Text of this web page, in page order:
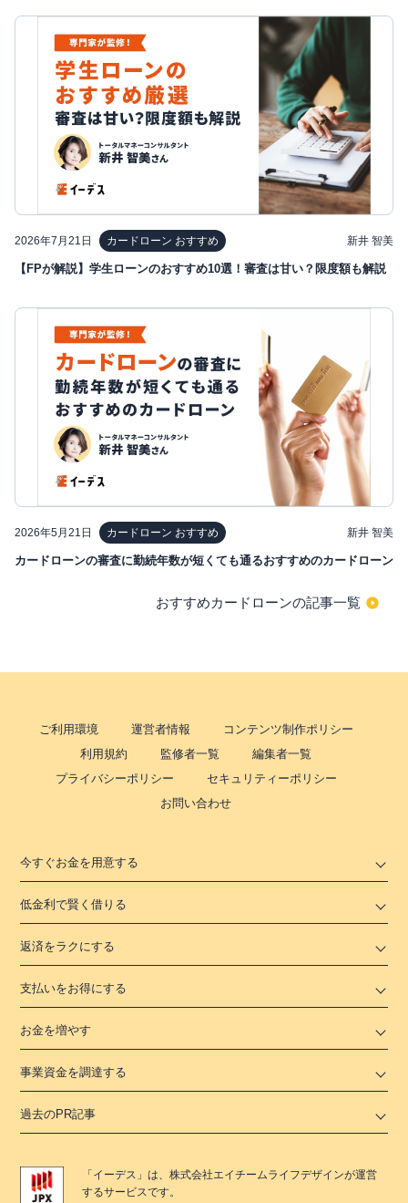
2026年7月21日 カードローン おすすめ 新井 智美
【FPが解説】学生ローンのおすすめ10選！審査は甘い？限度額も解説
2026年5月21日 カードローン おすすめ 新井 智美
カードローンの審査に勤続年数が短くても通るおすすめのカードローン
おすすめカードローンの記事一覧
ご利用環境 運営者情報
コンテンツ制作ポリシー
利用規約
監修者一覧
編集者一覧
プライバシーポリシー
セキュリティーポリシー
お問い合わせ
今すぐお金を用意する
低金利で賢く借りる
返済をラクにする
支払いをお得にする
お金を増やす
事業資金を調達する
過去のPR記事
「 イーデス 」は、株式会社エイチームライフデザインが運営
するサービスです。